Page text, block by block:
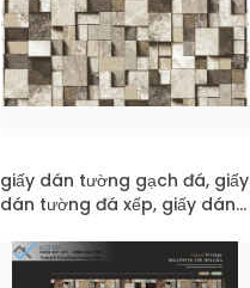
giấy dán tường gạch đá, giấy
dán tường đá xếp, giấy dán